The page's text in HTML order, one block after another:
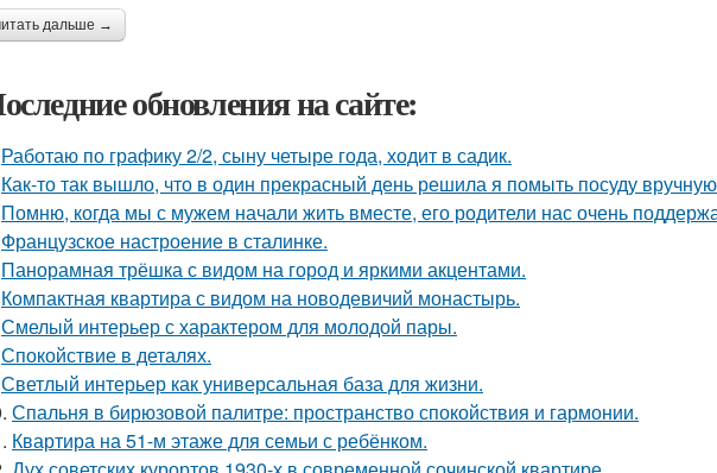
дальше →
обновления на сайте:
Работаю по графику 2/2, сыну четыре года, ходит в садик.
Как-то так вышло, что в один прекрасный день решила я помыть посуду
Помню, когда мы с мужем начали жить вместе, его родители нас очень
Французское настроение в сталинке.
Панорамная трёшка с видом на город и яркими акцентами.
Компактная квартира с видом на новодевичий монастырь.
Смелый интерьер с характером для молодой пары.
Спокойствие в деталях.
Светлый интерьер как универсальная база для жизни.
Спальня в бирюзовой палитре: пространство спокойствия и гармонии.
Квартира на 51-м этаже для семьи с ребёнком.